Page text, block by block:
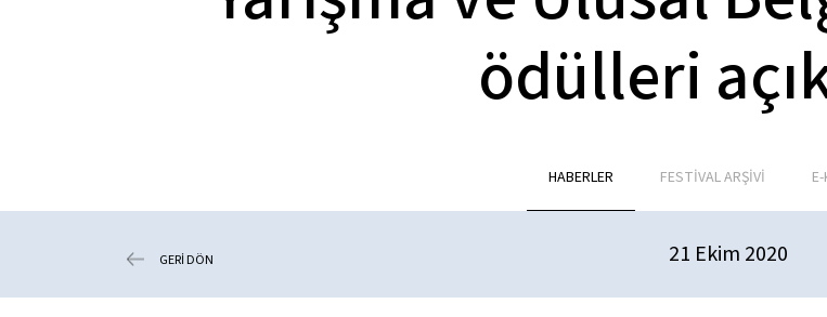
ödülleri
HABERLER FESTİVAL ARŞİVİ
GERİ DÖN 21 Ekim 2020